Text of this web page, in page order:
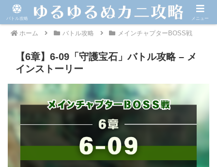
ホーム バトル攻略 メインチャプターBOSS戦
【6章】6-09「守護宝石」バトル攻略 – メ
インストーリー
バトル攻略 メニュー